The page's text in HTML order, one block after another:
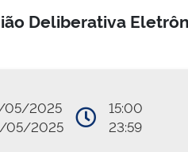
Deliberativa
05/2025
05/2025
15:00
23:59